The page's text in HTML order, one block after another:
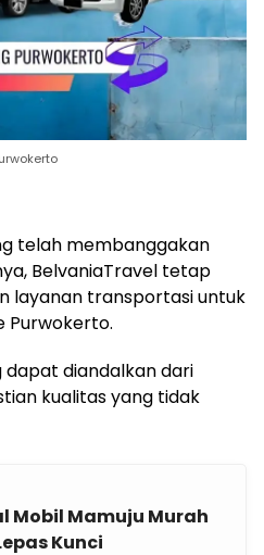
telah membanggakan
BelvaniaTravel tetap
layanan transportasi untuk
Purwokerto.
dapat diandalkan dari
kualitas yang tidak
Mobil Mamuju Murah
Kunci